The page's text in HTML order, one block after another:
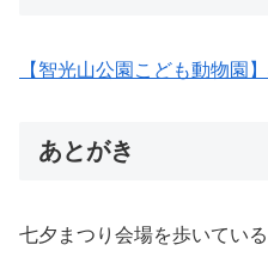
【智光山公園こども動物園
あとがき
七夕まつり会場を歩いてい